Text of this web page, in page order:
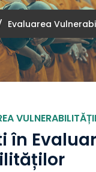
Evaluarea
în